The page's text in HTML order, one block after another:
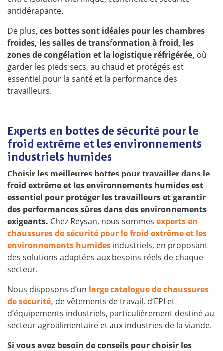
antidérapante.
De plus, ces bottes sont idéales pour les chambres
froides, les salles de transformation à froid, les
zones de congélation et la logistique réfrigérée, où
garder les pieds secs, au chaud et protégés est
essentiel pour la santé et la performance des
travailleurs.
Experts en bottes de sécurité pour le
froid extrême et les environnements
industriels humides
Choisir les meilleures bottes pour travailler dans le
froid extrême et les environnements humides est
essentiel pour protéger les travailleurs et garantir
des performances sûres dans des environnements
exigeants. Chez Reysan, nous sommes experts en
chaussures de sécurité pour le froid extrême et les
environnements humides industriels, en proposant
des solutions adaptées aux besoins réels de chaque
secteur.
Nous disposons d’un large catalogue de chaussures
de sécurité, de vêtements de travail, d’EPI et
d’équipements industriels, particulièrement destiné au
secteur agroalimentaire et aux industries de la viande.
Si vous avez besoin de conseils pour choisir les